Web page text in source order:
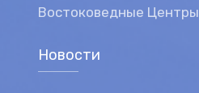
Востоковедные Центры
Новости